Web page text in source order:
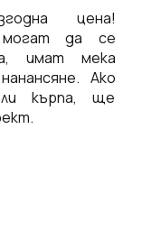
цена!
могат да се
имат мека
Ако
кърпа, ще